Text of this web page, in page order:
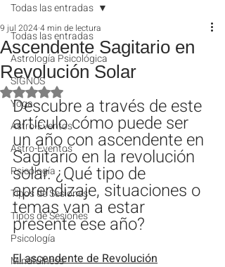
Todas las entradas
Astrología Psicológica
SIGNOS
Yoga
Astro-Eventos
Astro-Eventos
Psicología
Tipos de Sesiones
Tipos de Sesiones
Psicología
Mindfulness
Todas las entradas
Ascendente Sagitario en
Revolución Solar
9 jul 20244 min de lectura
Obtuvo NaN de 5 estrellas.
Descubre a través de este
artículo cómo puede ser
un año con ascendente en
Sagitario en la revolución
solar. ¿Qué tipo de
aprendizaje, situaciones o
temas van a estar
presente ese año?
El ascendente de Revolución